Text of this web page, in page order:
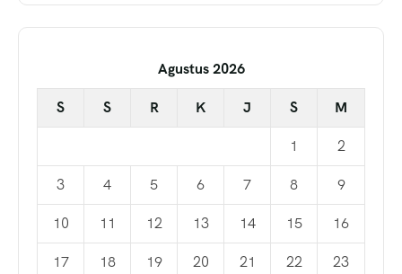
Agustus 2026
S S R K J S M
1 2
3 4 5 6 7 8 9
10 11 12 13 14 15 16
17 18 19 20 21 22 23